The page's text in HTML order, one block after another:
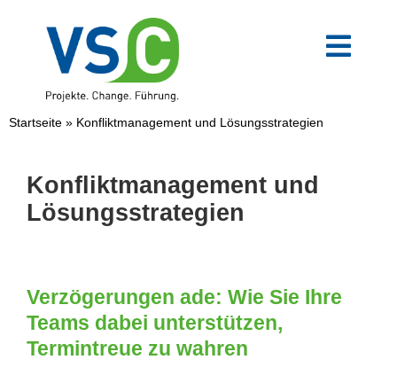
springen
VSC-Team
Verwaltung
Weiterbildungen
Startseite » Konfliktmanagement und Lösungsstrategien
Konfliktmanagement und
Lösungsstrategien
Verzögerungen ade: Wie Sie Ihre
Teams dabei unterstützen,
Termintreue zu wahren